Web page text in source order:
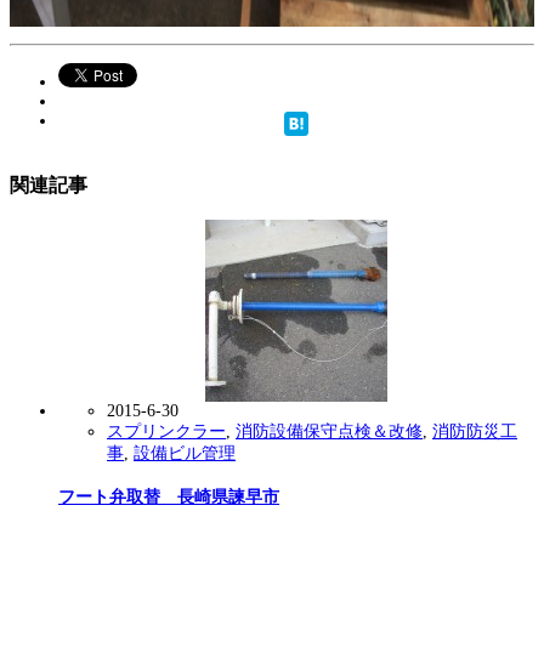
関連記事
2015-6-30
スプリンクラー 消防設備保守点検＆改修 消防防災工
事 設備ビル管理
フート弁取替 長崎県諫早市